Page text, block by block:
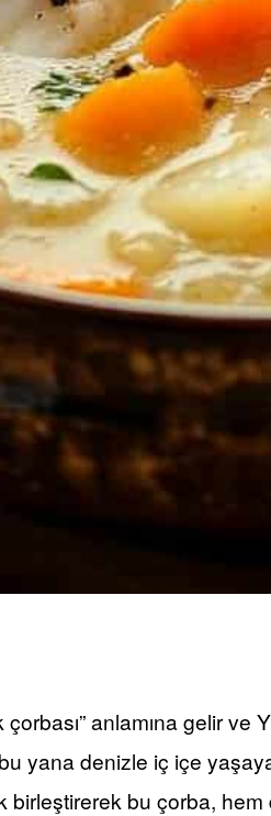
anlamına gelir ve
yana denizle iç içe
birleştirerek bu çorba,